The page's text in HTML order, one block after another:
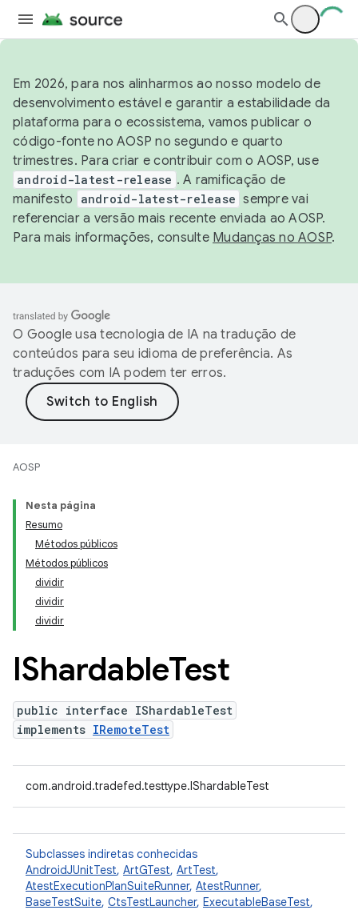
Em 2026, para nos alinharmos ao nosso modelo de
desenvolvimento estável e garantir a estabilidade da
plataforma para o ecossistema, vamos publicar o
código-fonte no AOSP no segundo e quarto
trimestres. Para criar e contribuir com o AOSP, use
android-latest-release . A ramificação de
manifesto
android-latest-release sempre vai
referenciar a versão mais recente enviada ao AOSP.
Para mais informações, consulte Mudanças no AOSP.
O Google usa tecnologia de IA na tradução de
conteúdos para seu idioma de preferência. As
traduções com IA podem ter erros.
AOSP
Nesta página
Resumo
Métodos públicos
Métodos públicos
dividir
dividir
dividir
IShardableTest
public interface IShardableTest
implements IRemoteTest
com.android.tradefed.testtype.IShardableTest
Subclasses indiretas conhecidas
AndroidJUnitTest, ArtGTest, ArtTest,
AtestExecutionPlanSuiteRunner, AtestRunner,
BaseTestSuite, CtsTestLauncher, ExecutableBaseTest,